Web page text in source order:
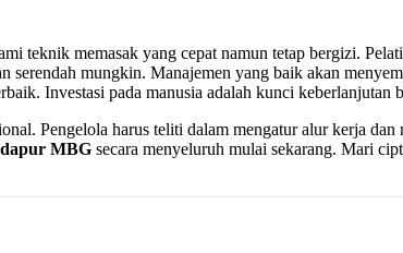
teknik memasak yang cepat namun tetap bergizi.
serendah mungkin. Manajemen yang baik akan
Investasi pada manusia adalah kunci keberlanjutan
Pengelola harus teliti dalam mengatur alur kerja
dapur MBG secara menyeluruh mulai sekarang. Mari